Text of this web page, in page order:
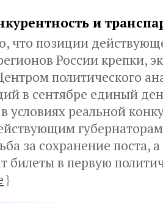
и
что позиции
России крепки,
политического
в сентябре единый
условиях реальной
за сохранение поста,
билеты в первую
}